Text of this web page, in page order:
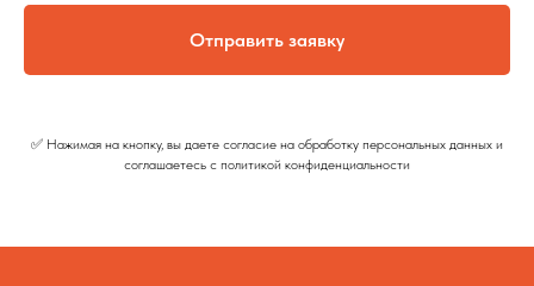
Отправить заявку
✅ Нажимая на кнопку, вы даете согласие на обработку персональных данных и
соглашаетесь c политикой конфиденциальности